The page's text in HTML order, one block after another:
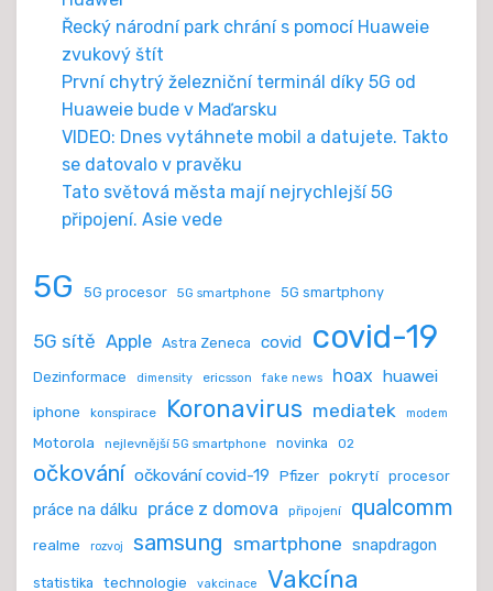
Řecký národní park chrání s pomocí Huaweie
zvukový štít
První chytrý železniční terminál díky 5G od
Huaweie bude v Maďarsku
VIDEO: Dnes vytáhnete mobil a datujete. Takto
se datovalo v pravěku
Tato světová města mají nejrychlejší 5G
připojení. Asie vede
5G 5G procesor 5G smartphone 5G smartphony
5G sítě Apple Astra Zeneca covid covid-19
Dezinformace dimensity ericsson fake news hoax huawei
iphone konspirace Koronavirus mediatek modem
Motorola nejlevnější 5G smartphone novinka O2
očkování očkování covid-19 Pfizer pokrytí procesor
práce na dálku práce z domova připojení qualcomm
realme rozvoj samsung smartphone snapdragon
statistika technologie vakcinace Vakcína